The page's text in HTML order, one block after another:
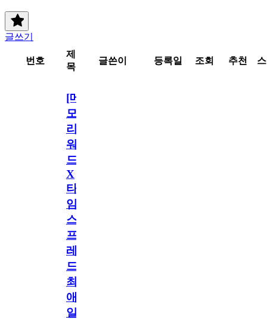
글쓰기
번호
제
목
글쓴이 등록일 조회 추천
[메
모
리
워
드
X
타
임
스
프
레
드]
최
애
일